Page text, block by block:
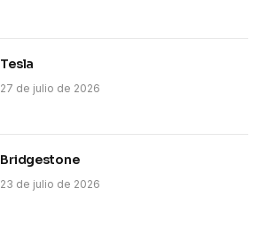
Tesla
27 de julio de 2026
Bridgestone
23 de julio de 2026